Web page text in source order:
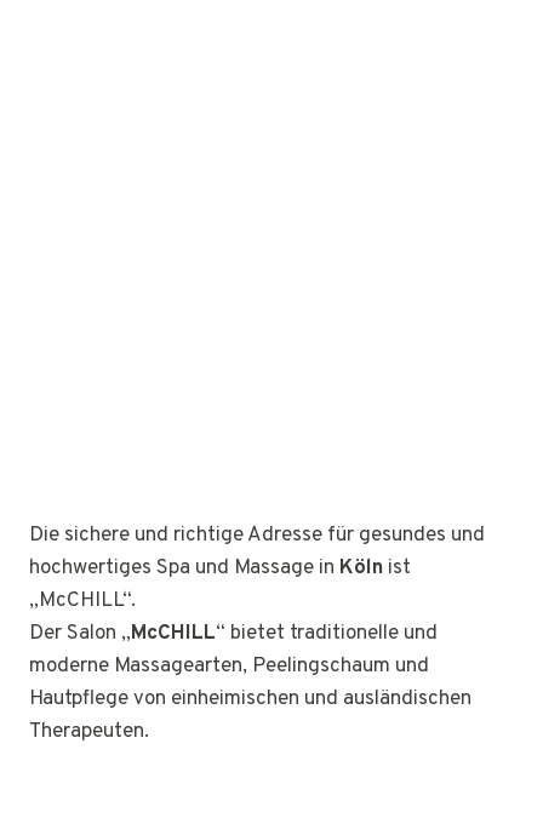
Die sichere und richtige Adresse für gesundes und
hochwertiges Spa und Massage in Köln ist
„McCHILL“.
Der Salon „McCHILL“ bietet traditionelle und
moderne Massagearten, Peelingschaum und
Hautpflege von einheimischen und ausländischen
Therapeuten.